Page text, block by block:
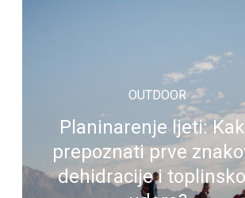
OUTDOOR
Planinarenje ljeti:
prepoznati prve
dehidracije i